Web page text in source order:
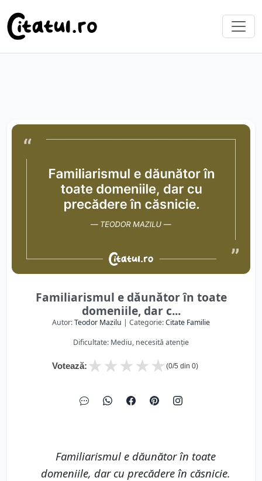
Familiarismul e dăunător în toate
domeniile, dar c...
Autor:Teodor Mazilu | Categorie:Citate Familie
Dificultate: Mediu, necesită atenție
Votează: ★
★
★
★
★ (0/5 din 0)
Familiarismul e dăunător în toate
domeniile, dar cu precădere în căsnicie.